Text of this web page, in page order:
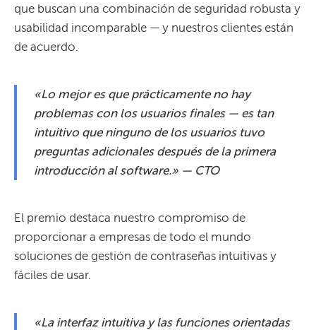
que buscan una combinación de seguridad robusta y
usabilidad incomparable — y nuestros clientes están
de acuerdo.
«Lo mejor es que prácticamente no hay
problemas con los usuarios finales — es tan
intuitivo que ninguno de los usuarios tuvo
preguntas adicionales después de la primera
introducción al software.» — CTO
El premio destaca nuestro compromiso de
proporcionar a empresas de todo el mundo
soluciones de gestión de contraseñas intuitivas y
fáciles de usar.
«La interfaz intuitiva y las funciones orientadas